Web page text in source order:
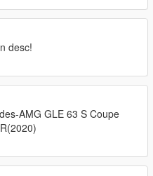
desc!
AMG GLE 63 S Coupe